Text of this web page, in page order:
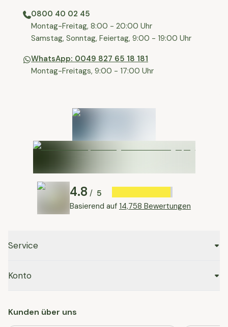
0800 40 02 45
⁠Montag-Freitag, 8:00 - 20:00 Uhr
⁠Samstag, Sonntag, Feiertag, 9:00 - 19:00 Uhr
WhatsApp: 0049 827 65 18 181
Montag-Freitags, 9:00 - 17:00 Uhr
4.8 / 5
Basierend auf 14,758 Bewertungen
Service
Konto
Kunden über uns